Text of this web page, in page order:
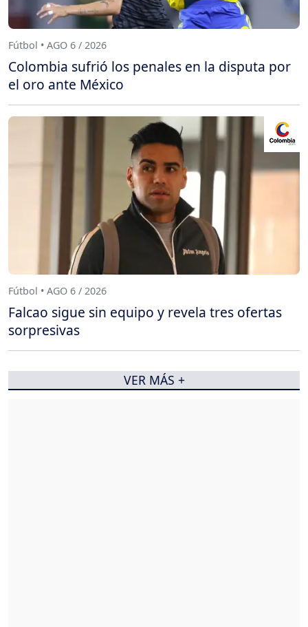
Fútbol • AGO 6 / 2026
Colombia sufrió los penales en la disputa por
el oro ante México
Fútbol • AGO 6 / 2026
Falcao sigue sin equipo y revela tres ofertas
sorpresivas
VER MÁS +